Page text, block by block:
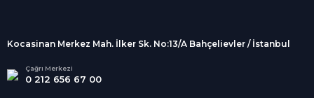
kargolanmaktadır.
Tüm Kredi Kartlarına taksit
seçenekleri
Kocasinan Merkez Mah. İlker Sk. No:13/A Bahçelievler / İstanbul
Çağrı Merkezi
0 212 656 67 00